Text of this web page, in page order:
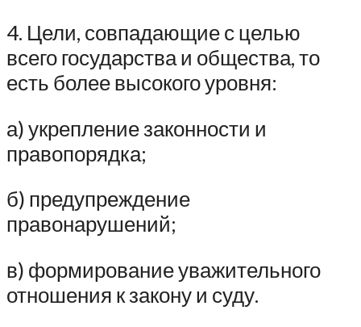
4. Цели, совпадающие с целью
всего государства и общества, то
есть более высокого уровня:
а) укрепление законности и
правопорядка;
б) предупреждение
правонарушений;
в) формирование уважительного
отношения к закону и суду.